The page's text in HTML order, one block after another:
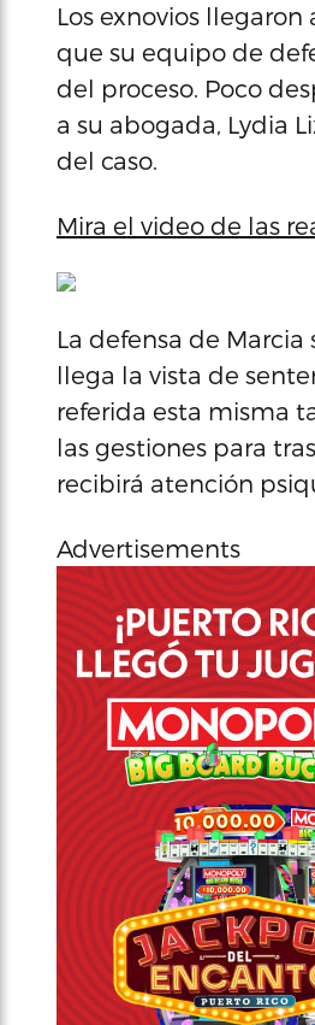
Los exnovios
que su equipo de
del proceso. Poco
a su abogada, Lydia
del caso.
Mira el video de las
La defensa de
llega la vista de
referida esta misma
las gestiones para
recibirá atención
Advertisements